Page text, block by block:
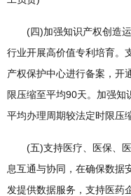
(四)加强知识产权创造运
行业开展高价值专利培育。
产权保护中心进行备案，开
限压缩至平均90天。加强知
平均办理周期较法定时限压
(五)支持医疗、医保、医
息互通与协同，在确保数据
发提供数据服务，支持医药